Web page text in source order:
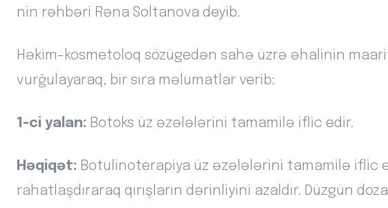
nin rəhbəri Rəna Soltanova deyib.
Həkim-kosmetoloq sözügedən sahə üzrə əhalinin
vurğulayaraq, bir sıra məlumatlar verib:
1-ci yalan: Botoks üz əzələlərini tamamilə iflic edir.
Həqiqət: Botulinoterapiya üz əzələlərini tamamilə iflic
rahatlaşdıraraq qırışların dərinliyini azaldır. Düzgün